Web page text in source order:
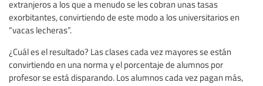
extranjeros a los que a menudo se les cobran unas tasas
exorbitantes, convirtiendo de este modo a los universitarios en
“vacas lecheras”.
¿Cuál es el resultado? Las clases cada vez mayores se están
convirtiendo en una norma y el porcentaje de alumnos por
profesor se está disparando. Los alumnos cada vez pagan más,